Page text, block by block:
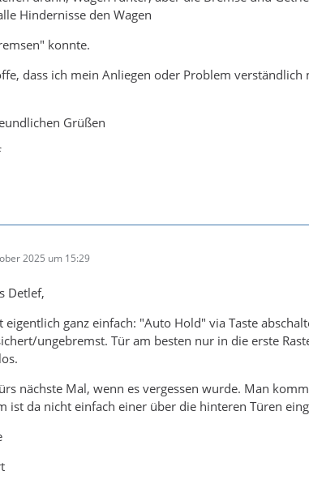
Hindernisse den Wagen
konnte.
dass ich mein Anliegen oder Problem
Grüßen
2025 um 15:29
Detlef,
eigentlich ganz einfach: "Auto Hold" via Taste
ungebremst. Tür am besten nur in die erste
nächste Mal, wenn es vergessen wurde. Man
ist da nicht einfach einer über die hinteren Türen